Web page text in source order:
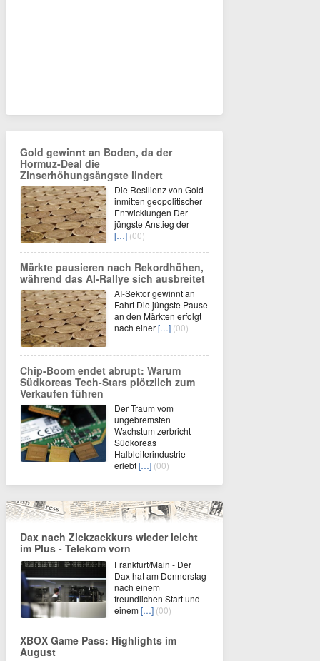
Gold gewinnt an Boden, da der
Hormuz-Deal die
Zinserhöhungsängste lindert
Die Resilienz von Gold
inmitten geopolitischer
Entwicklungen Der
jüngste Anstieg der
[…] (00)
Märkte pausieren nach Rekordhöhen,
während das AI-Rallye sich ausbreitet
AI-Sektor gewinnt an
Fahrt Die jüngste Pause
an den Märkten erfolgt
nach einer[…] (00)
Chip-Boom endet abrupt: Warum
Südkoreas Tech-Stars plötzlich zum
Verkaufen führen
Der Traum vom
ungebremsten
Wachstum zerbricht
Südkoreas
Halbleiterindustrie
erlebt[…] (00)
Dax nach Zickzackkurs wieder leicht
im Plus - Telekom vorn
Frankfurt/Main - Der
Dax hat am Donnerstag
nach einem
freundlichen Start und
einem[…] (00)
XBOX Game Pass: Highlights im
August